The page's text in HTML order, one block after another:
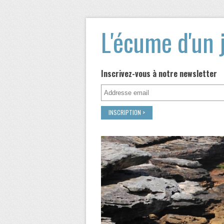
L'écume
Inscrivez-vous à notre newsletter